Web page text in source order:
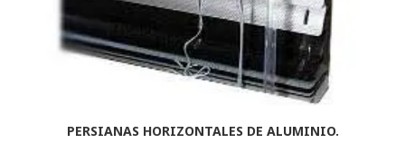
PERSIANAS HORIZONTALES DE ALUMINIO.